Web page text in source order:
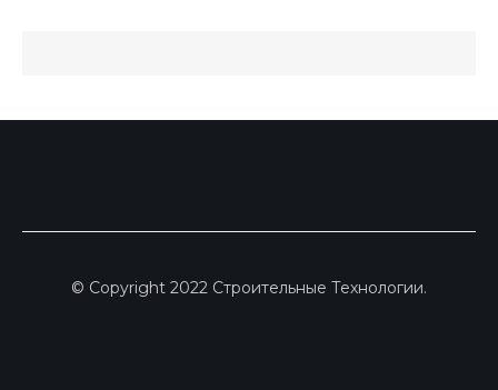
© Copyright 2022 Строительные Технологии.